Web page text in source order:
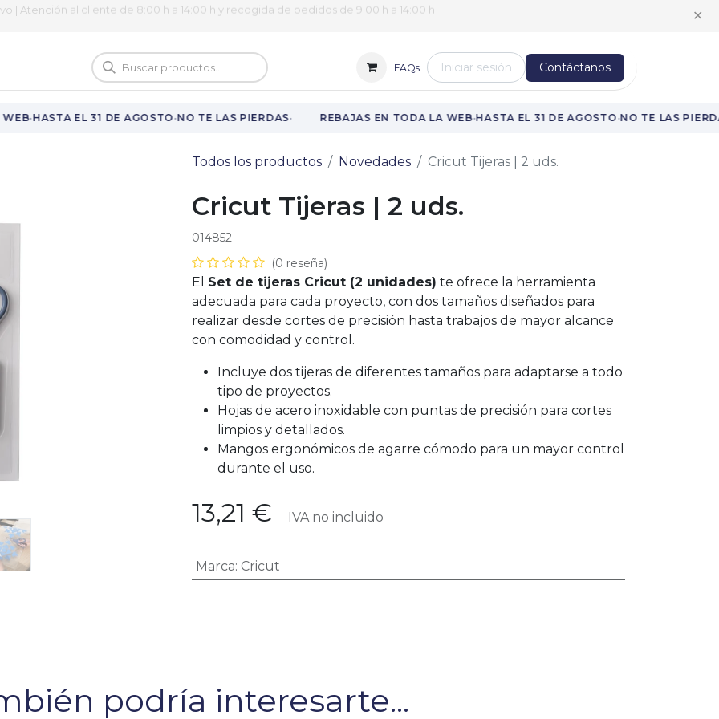
| Atención al cliente de 8:00 h a 14:00 h y recogida de pedidos de 9:00 h a 14:00 h ✕
Vuelta al cole FAQs Iniciar sesión Contáctanos
·HASTA EL 31 DE AGOSTO·NO TE LAS PIERDAS· REBAJAS EN TODA LA WEB·HASTA EL 31 DE AGOSTO·NO TE LAS
Todos los productos Novedades Cricut Tijeras | 2 uds.
Cricut Tijeras | 2 uds.
014852
(0 reseña)
El Set de tijeras Cricut (2 unidades) te ofrece la herramienta
adecuada para cada proyecto, con dos tamaños diseñados para
realizar desde cortes de precisión hasta trabajos de mayor alcance
con comodidad y control.
Incluye dos tijeras de diferentes tamaños para adaptarse a todo
tipo de proyectos.
Hojas de acero inoxidable con puntas de precisión para cortes
limpios y detallados.
Mangos ergonómicos de agarre cómodo para un mayor control
durante el uso.
13,21 € IVA no incluido
Marca: Cricut
podría interesarte...